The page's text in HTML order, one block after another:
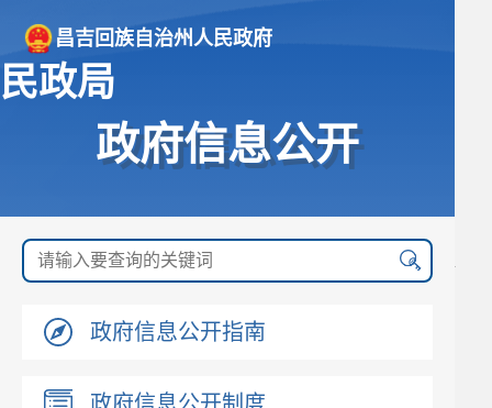
昌吉回族自治州人民政府
民政局
政府信息公开
政府信息公开指南